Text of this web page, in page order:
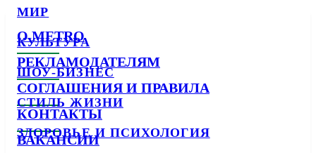
МИР
КУЛЬТУРА
ШОУ-БИЗНЕС
СТИЛЬ ЖИЗНИ
ЗДОРОВЬЕ И ПСИХОЛОГИЯ
О METRO
РЕКЛАМОДАТЕЛЯМ
СОГЛАШЕНИЯ И ПРАВИЛА
КОНТАКТЫ
ВАКАНСИИ